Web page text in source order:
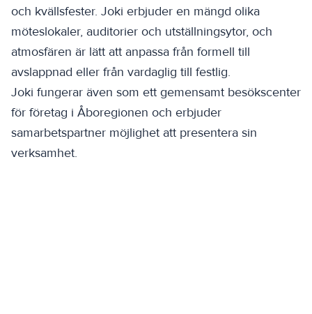
och kvällsfester. Joki erbjuder en mängd olika
möteslokaler, auditorier och utställningsytor, och
atmosfären är lätt att anpassa från formell till
avslappnad eller från vardaglig till festlig.
Joki fungerar även som ett gemensamt besökscenter
för företag i Åboregionen och erbjuder
samarbetspartner möjlighet att presentera sin
verksamhet.